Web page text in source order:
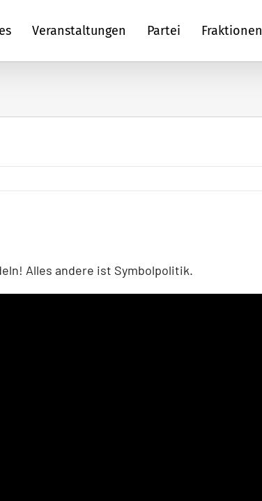
Veranstaltungen Partei Fraktionen
Alles andere ist Symbolpolitik.